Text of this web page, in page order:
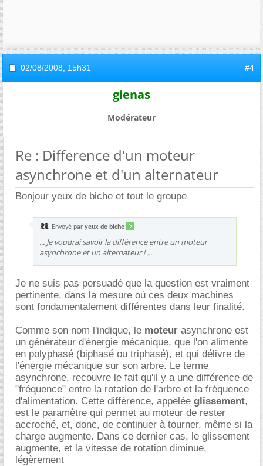
02/08/2008, 15h31 #4
gienas
Modérateur
Re : Difference d'un moteur
asynchrone et d'un alternateur
Bonjour yeux de biche et tout le groupe
Envoyé par yeux de biche
... Je voudrai savoir la différence entre un moteur
asynchrone et un alternateur ! ...
Je ne suis pas persuadé que la question est vraiment
pertinente, dans la mesure où ces deux machines
sont fondamentalement différentes dans leur finalité.
Comme son nom l'indique, le moteur asynchrone est
un générateur d'énergie mécanique, que l'on alimente
en polyphasé (biphasé ou triphasé), et qui délivre de
l'énergie mécanique sur son arbre. Le terme
asynchrone, recouvre le fait qu'il y a une différence de
"fréquence" entre la rotation de l'arbre et la fréquence
d'alimentation. Cette différence, appelée glissement,
est le paramètre qui permet au moteur de rester
accroché, et, donc, de continuer à tourner, même si la
charge augmente. Dans ce dernier cas, le glissement
augmente, et la vitesse de rotation diminue,
légèrement